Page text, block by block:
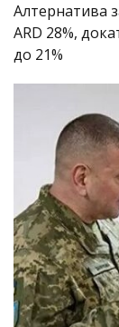
Алтернатива
ARD 28%,
до 21%